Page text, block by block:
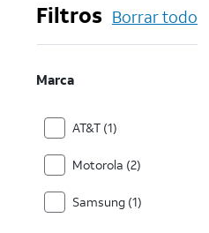
Filtros Borrar todo
Marca
AT&T (1)
Motorola (2)
Samsung (1)